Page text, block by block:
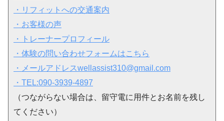
・リフィットへの交通案内
・お客様の声
・トレーナープロフィール
・体験の問い合わせフォームはこちら
・メールアドレスwellassist310@gmail.com
・TEL:090-3939-4897
（つながらない場合は、留守電に用件とお名前を残し
てください）